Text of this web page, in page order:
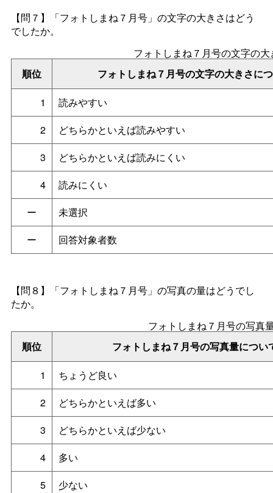
【問７】「フォトしまね７月号」の文字の大きさはどう
でしたか。
順位 フォトしまね７月号の文字の大きさに
フォトしまね７月号の文字の
1
読みやすい
2
どちらかといえば読みやすい
3
どちらかといえば読みにくい
4
読みにくい
ー
未選択
ー
回答対象者数
【問８】「フォトしまね７月号」の写真の量はどうでし
たか。
順位 フォトしまね７月号の写真量につい
フォトしまね７月号の写真
1
ちょうど良い
2
どちらかといえば多い
3
どちらかといえば少ない
4
多い
5
少ない